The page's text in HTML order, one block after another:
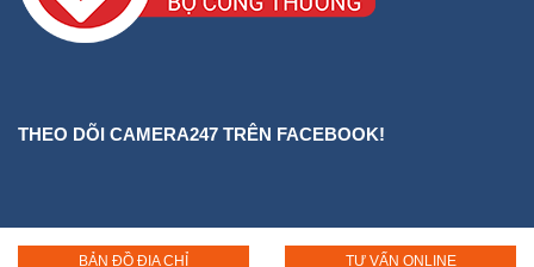
THEO DÕI CAMERA247 TRÊN FACEBOOK!
BẢN ĐỒ ĐỊA CHỈ TƯ VẤN ONLINE